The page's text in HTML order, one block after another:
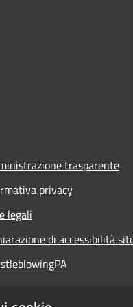
trasparente
privacy
legali
di accessibilità